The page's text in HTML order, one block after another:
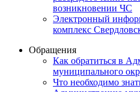
возникновении ЧС
Электронный
комплекс
Обращения
Как обратиться в
муниципального
Что необходимо